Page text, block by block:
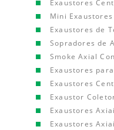
Exaustores
Mini
Exaustores de
Sopradores de
Smoke Axial
Exaustores
Exaustores
Exaustor
Exaustores
Exaustores